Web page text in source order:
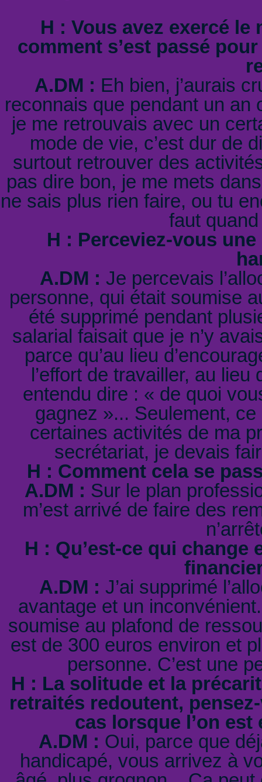
H : Vous avez exercé le
comment s’est passé
A.DM : Eh bien, j’aurais
reconnais que pendant un an
je me retrouvais avec un
mode de vie, c’est dur de
surtout retrouver des
pas dire bon, je me mets
ne sais plus rien faire, ou tu
faut quand
H : Perceviez-vous
A.DM : Je percevais
personne, qui était soumise
été supprimé pendant
salarial faisait que je n’y
parce qu’au lieu
l’effort de travailler, au
entendu dire : « de quoi
gagnez »... Seulement, ce
certaines activités de ma
secrétariat, je devais
H : Comment cela se
A.DM : Sur le plan
m’est arrivé de faire des
H : Qu’est-ce qui
A.DM : J’ai supprimé
avantage et un inconvénient.
soumise au plafond de
est de 300 euros environ et
personne. C’est une
H : La solitude et la
retraités redoutent,
cas lorsque l’on
A.DM : Oui, parce que
handicapé, vous arrivez à